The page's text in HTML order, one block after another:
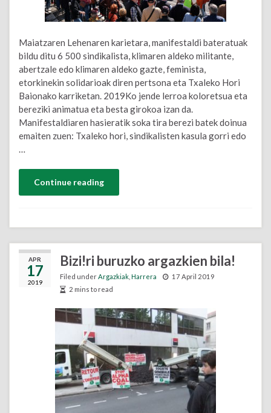
Maiatzaren Lehenaren karietara, manifestaldi bateratuak
bildu ditu 6 500 sindikalista, klimaren aldeko militante,
abertzale edo klimaren aldeko gazte, feminista,
etorkinekin solidarioak diren pertsona eta Txaleko Hori
Baionako karriketan. 2019Ko jende lerroa koloretsua eta
bereziki animatua eta besta girokoa izan da.
Manifestaldiaren hasieratik soka tira berezi batek doinua
emaiten zuen: Txaleko hori, sindikalisten kasula gorri edo
Continue reading
APR
17
2019
Bizi!ri buruzko argazkien bila!
Filed underArgazkiak Harrera
17 April 2019
2 mins to read